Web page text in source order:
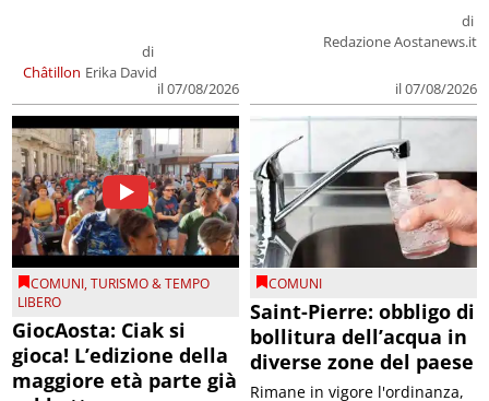
Châtillon
di
Erika David
il 07/08/2026
di
Redazione Aostanews.it
il 07/08/2026
COMUNI,TURISMO & TEMPO
LIBERO
GiocAosta: Ciak si
gioca! L’edizione della
maggiore età parte già
COMUNI
Saint-Pierre: obbligo di
bollitura dell’acqua in
diverse zone del paese
Rimane in vigore l'ordinanza,